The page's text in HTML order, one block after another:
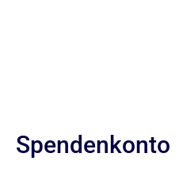
Spendenkonto